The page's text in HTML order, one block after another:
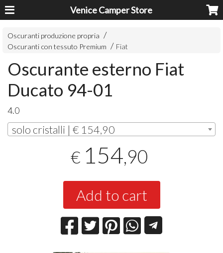
Venice Camper Store
Oscuranti produzione propria
Oscuranti con tessuto Premium
Fiat
Oscurante esterno Fiat
Ducato 94-01
4.0
solo cristalli | € 154,90
€ 154,90
Add to cart